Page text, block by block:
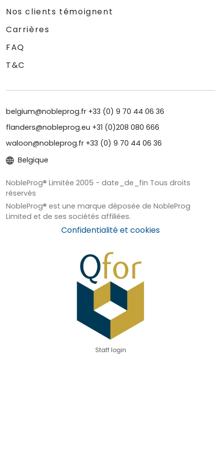
Nos clients témoignent
Carrières
FAQ
T&C
belgium@nobleprog.fr +33 (0) 9 70 44 06 36
flanders@nobleprog.eu +31 (0)208 080 666
waloon@nobleprog.fr +33 (0) 9 70 44 06 36
Belgique
NobleProg® Limitée 2005 - date_de_fin Tous droits
réservés
NobleProg® est une marque déposée de NobleProg
Limited et de ses sociétés affiliées.
Confidentialité et cookies
Staff login